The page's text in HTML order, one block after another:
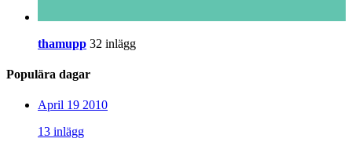
thamupp 32 inlägg
Populära dagar
April 19 2010
13 inlägg